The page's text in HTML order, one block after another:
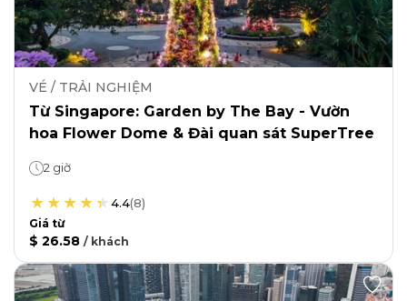
VÉ / TRẢI NGHIỆM
Từ Singapore: Garden by The Bay - Vườn
hoa Flower Dome & Đài quan sát SuperTree
2 giờ
4.4(8)
Giá từ
$ 26.58 / khách